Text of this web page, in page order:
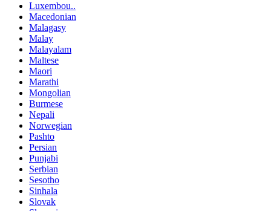
Luxembou..
Macedonian
Malagasy
Malay
Malayalam
Maltese
Maori
Marathi
Mongolian
Burmese
Nepali
Norwegian
Pashto
Persian
Punjabi
Serbian
Sesotho
Sinhala
Slovak